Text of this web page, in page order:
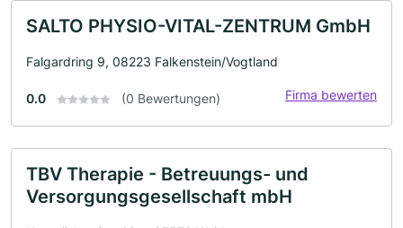
SALTO PHYSIO-VITAL-ZENTRUM GmbH
Falgardring 9, 08223 Falkenstein/Vogtland
0.0 (0 Bewertungen) Firma bewerten
TBV Therapie - Betreuungs- und
Versorgungsgesellschaft mbH